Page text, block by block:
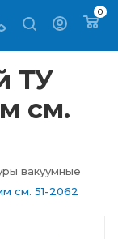
0
ТУ
см.
вакуумные
см. 51-2062